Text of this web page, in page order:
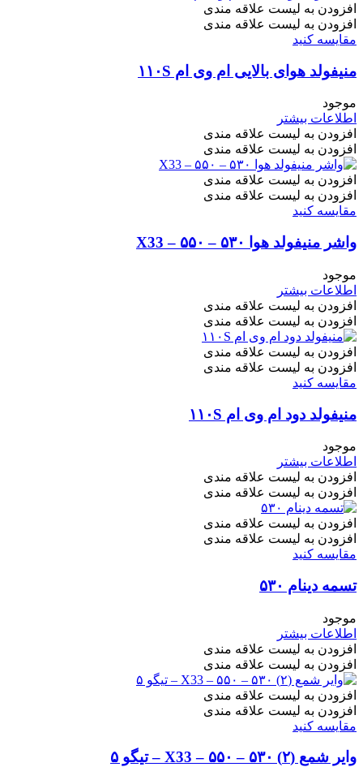
افزودن به لیست علاقه مندی
افزودن به لیست علاقه مندی
مقایسه کنید
منیفولد هوای بالایی ام وی ام ۱۱۰S
موجود
اطلاعات بیشتر
افزودن به لیست علاقه مندی
افزودن به لیست علاقه مندی
افزودن به لیست علاقه مندی
افزودن به لیست علاقه مندی
مقایسه کنید
واشر منیفولد هوا ۵۳۰ – ۵۵۰ – X33
موجود
اطلاعات بیشتر
افزودن به لیست علاقه مندی
افزودن به لیست علاقه مندی
افزودن به لیست علاقه مندی
افزودن به لیست علاقه مندی
مقایسه کنید
منیفولد دود ام وی ام ۱۱۰S
موجود
اطلاعات بیشتر
افزودن به لیست علاقه مندی
افزودن به لیست علاقه مندی
افزودن به لیست علاقه مندی
افزودن به لیست علاقه مندی
مقایسه کنید
تسمه دینام ۵۳۰
موجود
اطلاعات بیشتر
افزودن به لیست علاقه مندی
افزودن به لیست علاقه مندی
افزودن به لیست علاقه مندی
افزودن به لیست علاقه مندی
مقایسه کنید
وایر شمع (۲) ۵۳۰ – ۵۵۰ – X33 – تیگو ۵